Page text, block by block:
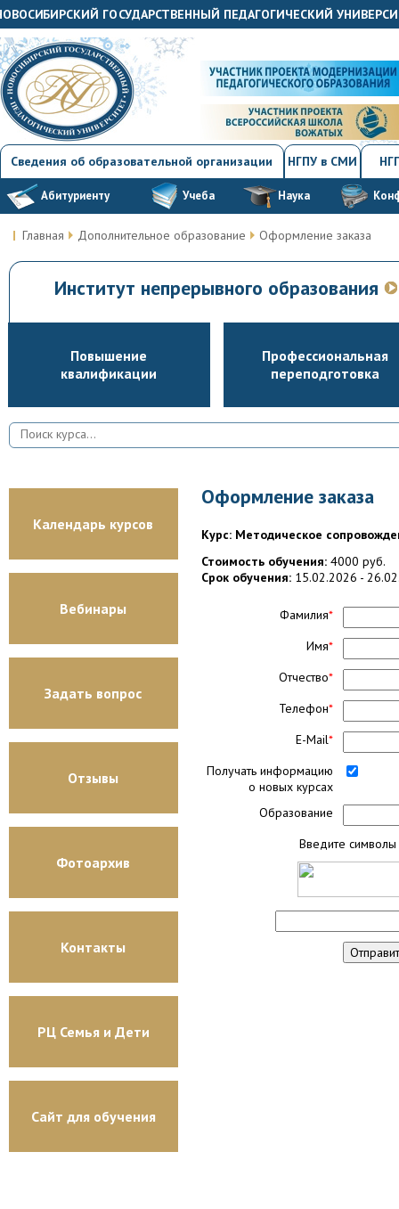
ГОСУДАРСТВЕННЫЙ ПЕДАГОГИЧЕСКИЙ
Сведения об образовательной организации НГПУ в СМИ
Абитуриенту Учеба Наука
Главная Дополнительное образование Оформление заказа
Институт непрерывного образования
Повышение
квалификации
Профессиональная
переподготовка
Календарь курсов
Вебинары
Задать вопрос
Отзывы
Фотоархив
Контакты
РЦ Семья и Дети
Сайт для обучения
Оформление заказа
Курс: Методическое
Стоимость обучения: 4000 руб.
Срок обучения: 15.02.2026 -
Фамилия*
Имя*
Отчество*
Телефон*
E-Mail*
Получать информацию
о новых курсах
Образование
Введите символы